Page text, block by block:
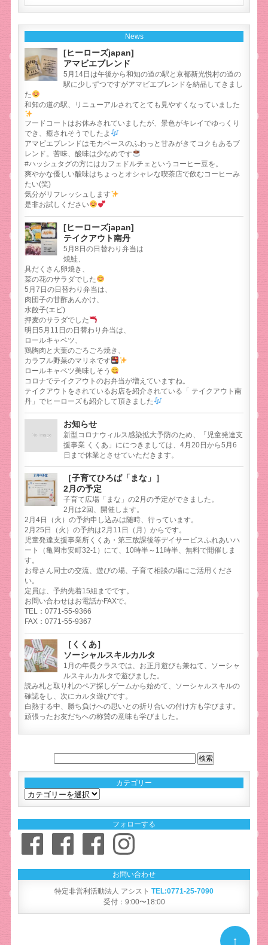
News
[ヒーローズjapan]
アマビエブレンド
5月14日は午後から和知の道の駅と京都新光悦村の道の
駅に少しずつですがアマビエブレンドを納品してきまし
た
和知の道の駅、リニューアルされてとても見やすくなっていました
フードコートはお休みされていましたが、景色がキレイでゆっくり
でき、癒されそうでしたよ
アマビエブレンドはモカベースのふわっと甘みがきてコクもあるブ
レンド。苦味、酸味は少なめです
#ハッシュタグの方にはカフェドルチェというコーヒー豆を。
爽やかな優しい酸味はちょっとオシャレな喫茶店で飲むコーヒーみ
たい(笑)
気分がリフレッシュします
是非お試しください
[ヒーローズjapan]
テイクアウト南丹
5月8日の日替わり弁当は
焼鮭、
具だくさん卵焼き、
菜の花のサラダでした
5月7日の日替わり弁当は、
肉団子の甘酢あんかけ、
水餃子(エビ)
押麦のサラダでした
明日5月11日の日替わり弁当は、
ロールキャベツ、
鶏胸肉と大葉のごろごろ焼き、
カラフル野菜のマリネです
ロールキャベツ美味しそう
コロナでテイクアウトのお弁当が増えていますね。
テイクアウトをされているお店を紹介されている「 テイクアウト南
丹」でヒーローズも紹介して頂きました
お知らせ
新型コロナウィルス感染拡大予防のため、「児童発達支
援事業 くくあ」ににつきましては、4月20日から5月6
日まで休業とさせていただきます。
［子育てひろば「まな」］
2月の予定
子育て広場「まな」の2月の予定ができました。
2月は2回、開催します。
2月4日（火）の予約申し込みは随時、行っています。
2月25日（火）の予約は2月11日（月）からです。
児童発達支援事業所くくあ・第三放課後等デイサービスふれあいハ
ート（亀岡市安町32-1）にて、10時半～11時半、無料で開催しま
す。
お母さん同士の交流、遊びの場、子育て相談の場にご活用くださ
い。
定員は、予約先着15組までです。
お問い合わせはお電話かFAXで。
TEL：0771-55-9366
FAX：0771-55-9367
［くくあ］
ソーシャルスキルカルタ
1月の年長クラスでは、お正月遊びも兼ねて、ソーシャ
ルスキルカルタで遊びました。
読み札と取り札のペア探しゲームから始めて、ソーシャルスキルの
確認をし、次にカルタ遊びです。
白熱する中、勝ち負けへの思いとの折り合いの付け方も学びます。
頑張ったお友だちへの称賛の意味も学びました。
カテゴリー
カ
ー
フォローする
FacebookFacebookFacebookInstagram
お問い合わせ
特定非営利活動法人 アシスト TEL:0771-25-7090
受付：9:00〜18:00
↑